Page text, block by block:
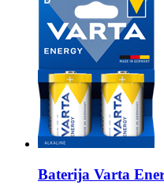
Baterija Varta